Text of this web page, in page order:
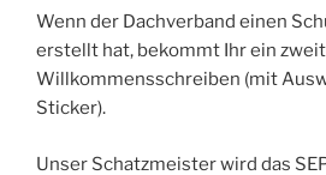
Wenn der Dachverband einen
erstellt hat, bekommt Ihr ein
Willkommensschreiben (mit
Sticker).
Unser Schatzmeister wird das